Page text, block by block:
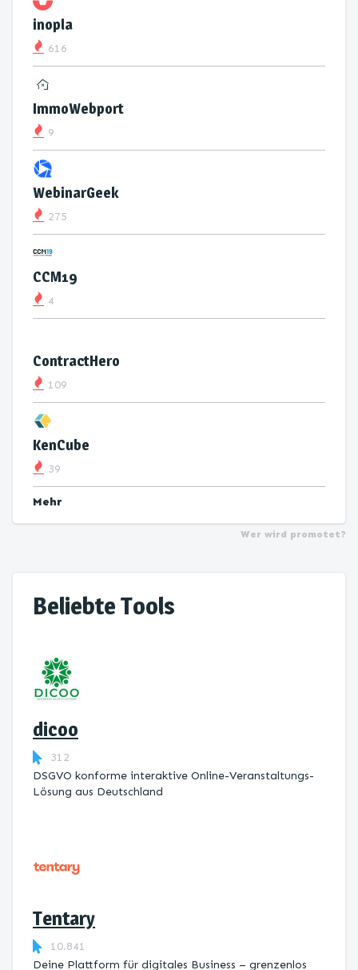
inopla
616
ImmoWebport
9
WebinarGeek
275
CCM19
4
ContractHero
109
KenCube
39
Mehr
Wer wird promotet?
Beliebte Tools
dicoo
312
DSGVO konforme interaktive Online-Veranstaltungs-
Lösung aus Deutschland
Tentary
10.841
Deine Plattform für digitales Business – grenzenlos